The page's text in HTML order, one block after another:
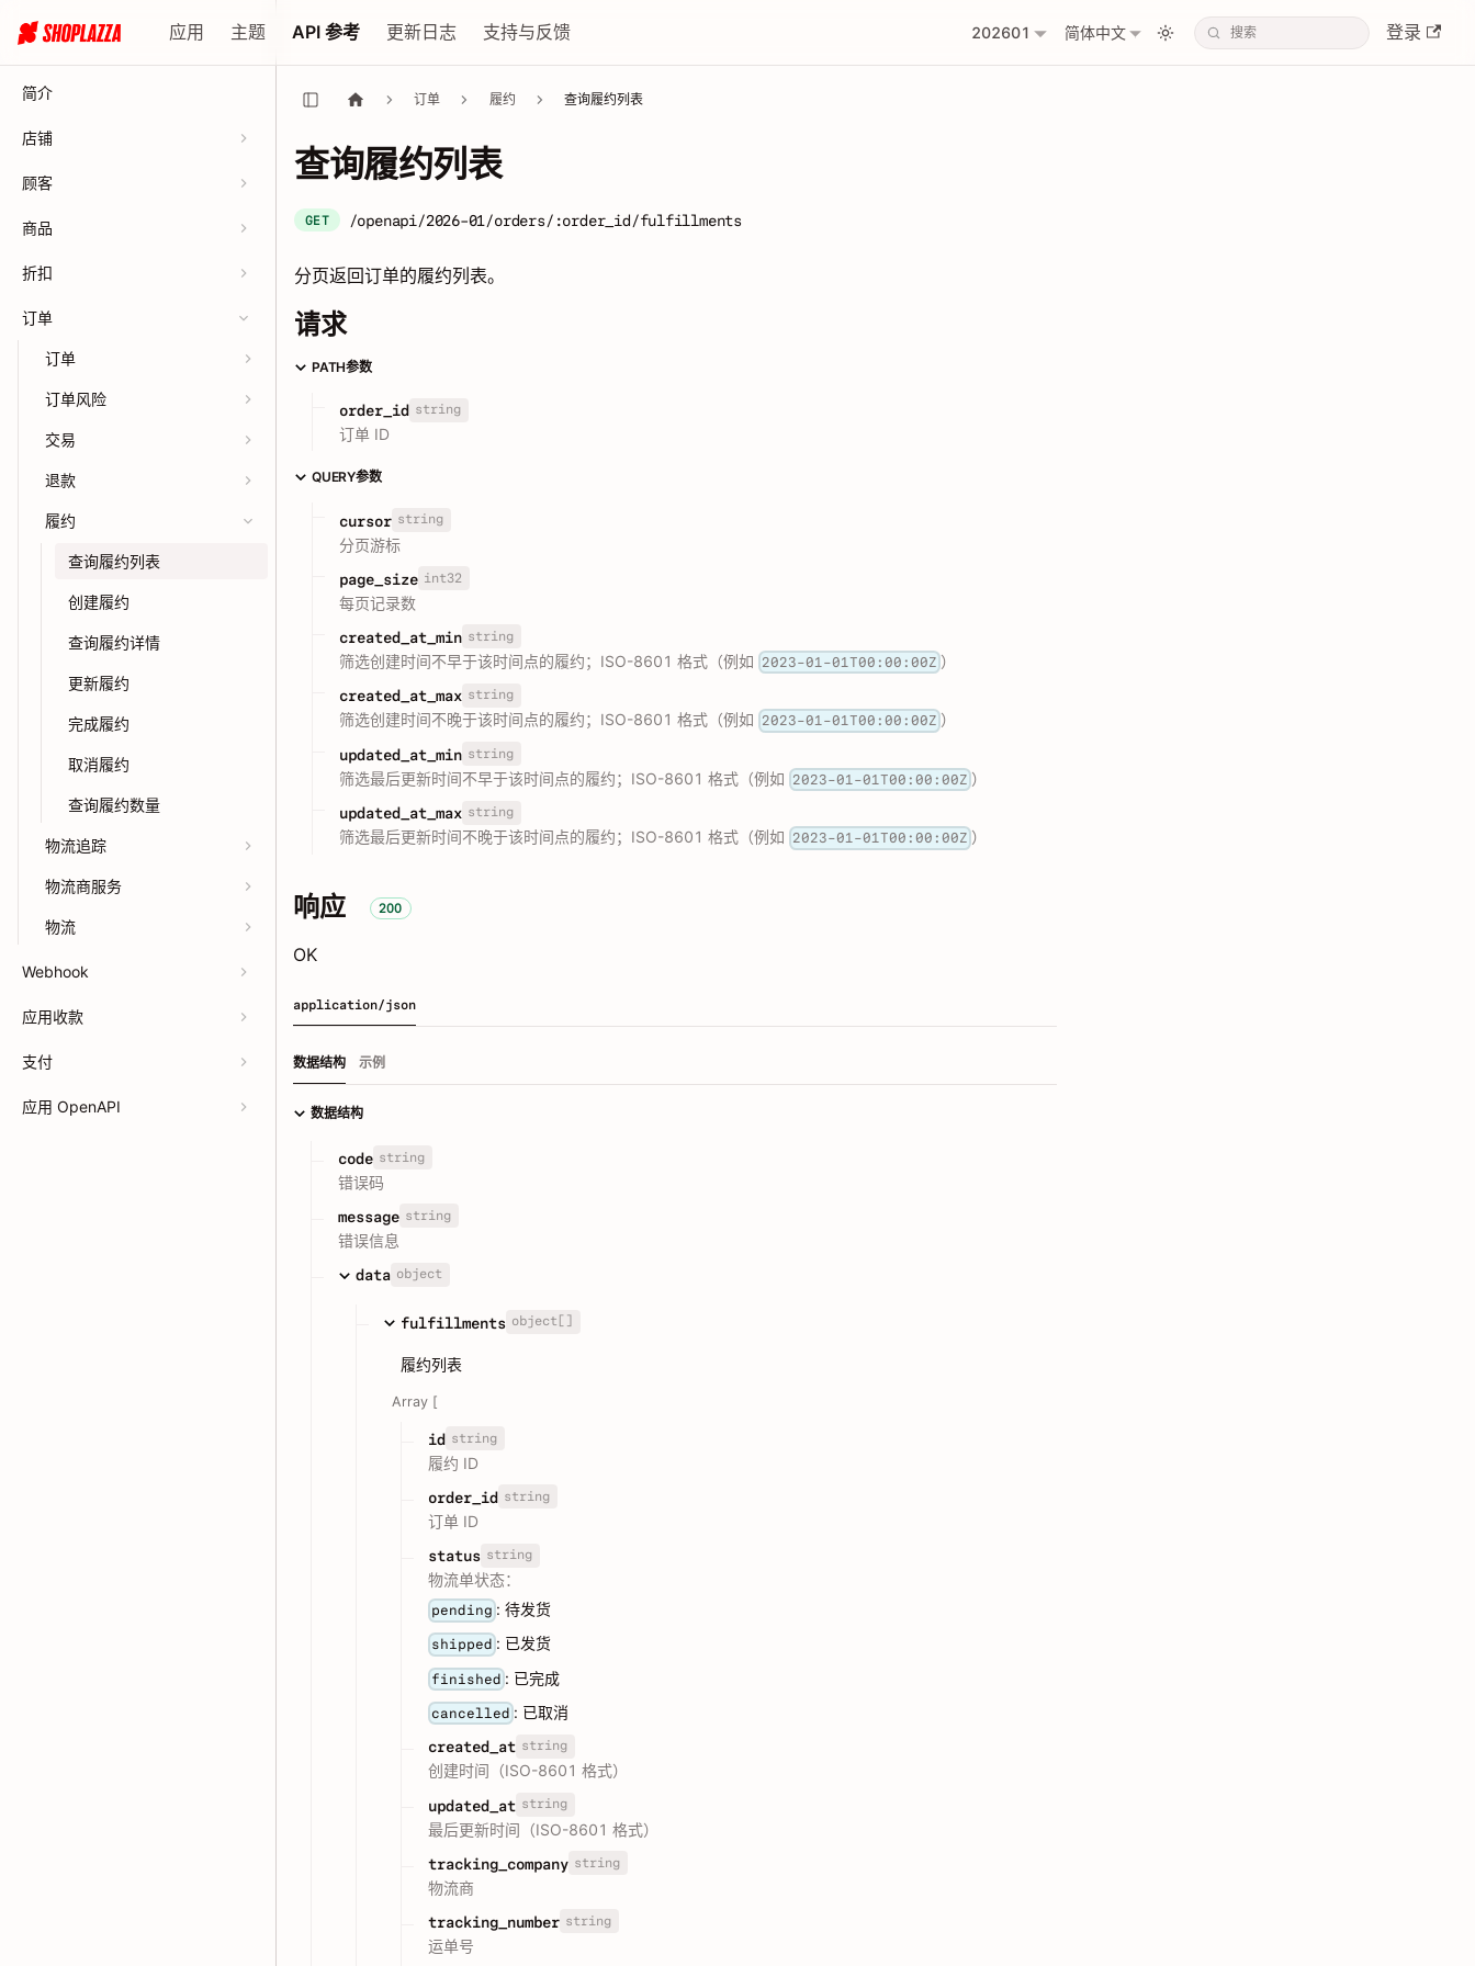
应用 主题 API 参考 更新日志 支持与反馈 202601 简体中文 登录
简介
店铺
顾客
商品
折扣
订单
订单
订单风险
交易
退款
履约
查询履约列表
创建履约
查询履约详情
更新履约
完成履约
取消履约
查询履约数量
物流追踪
物流商服务
物流
Webhook
应用收款
支付
应用 OpenAPI
订单 履约 查询履约列表
查询履约列表
GET /openapi/2026-01/orders/:order_id/fulfillments
分页返回订单的履约列表。
请求
PATH参数
order_id string
订单 ID
QUERY参数
cursor string
分页游标
page_size int32
每页记录数
created_at_min string
筛选创建时间不早于该时间点的履约；ISO-8601 格式（例如 2023-01-01T00:00:00Z ）
created_at_max string
筛选创建时间不晚于该时间点的履约；ISO-8601 格式（例如 2023-01-01T00:00:00Z ）
updated_at_min string
筛选最后更新时间不早于该时间点的履约；ISO-8601 格式（例如 2023-01-01T00:00:00Z ）
updated_at_max string
筛选最后更新时间不晚于该时间点的履约；ISO-8601 格式（例如 2023-01-01T00:00:00Z ）
响应 200
OK
application/json
数据结构 示例
数据结构
code string
错误码
message string
错误信息
data object
fulfillments object[]
履约列表
Array [
id string
履约 ID
order_id string
订单 ID
status string
物流单状态：
pending : 待发货
shipped : 已发货
finished : 已完成
cancelled : 已取消
created_at string
创建时间（ISO-8601 格式）
updated_at string
最后更新时间（ISO-8601 格式）
tracking_company string
物流商
tracking_number string
运单号